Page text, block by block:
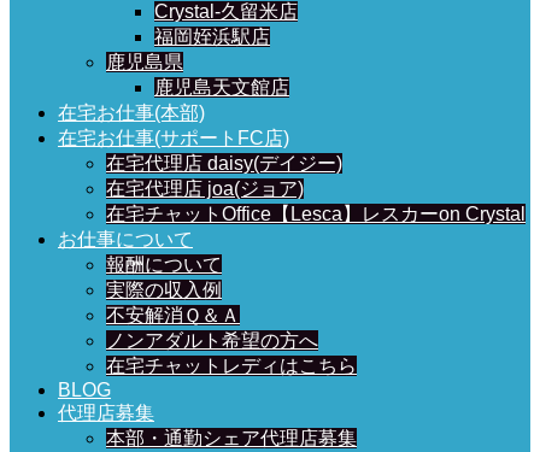
Crystal-久留米店
福岡姪浜駅店
鹿児島県
鹿児島天文館店
在宅お仕事(本部)
在宅お仕事(サポートFC店)
在宅代理店 daisy(デイジー)
在宅代理店 joa(ジョア)
在宅チャットOffice【Lesca】レスカーon Crystal
お仕事について
報酬について
実際の収入例
不安解消Ｑ＆Ａ
ノンアダルト希望の方へ
在宅チャットレディはこちら
BLOG
代理店募集
本部・通勤シェア代理店募集